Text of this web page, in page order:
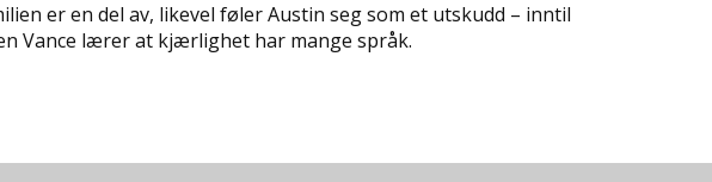
er en del av, likevel føler Austin seg som et utskudd – inntil
Vance lærer at kjærlighet har mange språk.